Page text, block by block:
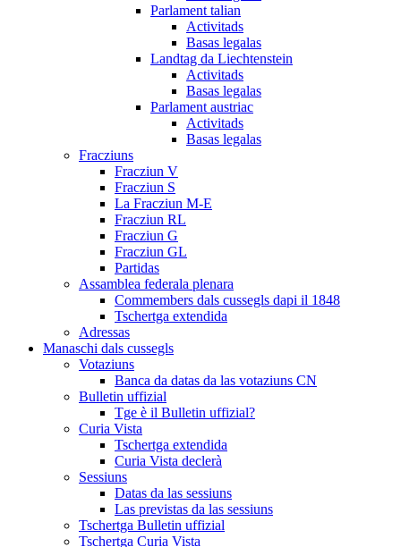
Parlament talian
Activitads
Basas legalas
Landtag da Liechtenstein
Activitads
Basas legalas
Parlament austriac
Activitads
Basas legalas
Fracziuns
Fracziun V
Fracziun S
La Fracziun M-E
Fracziun RL
Fracziun G
Fracziun GL
Partidas
Assamblea federala plenara
Commembers dals cussegls dapi il 1848
Tschertga extendida
Adressas
Manaschi dals cussegls
Votaziuns
Banca da datas da las votaziuns CN
Bulletin uffizial
Tge è il Bulletin uffizial?
Curia Vista
Tschertga extendida
Curia Vista declerà
Sessiuns
Datas da las sessiuns
Las previstas da las sessiuns
Tschertga Bulletin uffizial
Tschertga Curia Vista